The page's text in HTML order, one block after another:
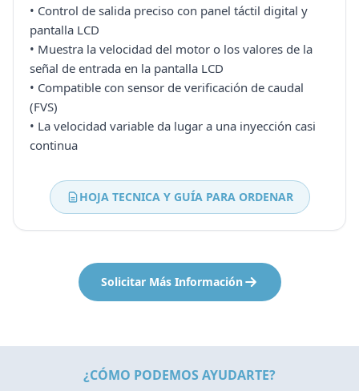
• Control de salida preciso con panel táctil digital y
pantalla LCD
• Muestra la velocidad del motor o los valores de la
señal de entrada en la pantalla LCD
• Compatible con sensor de verificación de caudal
(FVS)
• La velocidad variable da lugar a una inyección casi
continua
HOJA TECNICA Y GUÍA PARA ORDENAR
Solicitar Más Información
¿CÓMO PODEMOS AYUDARTE?